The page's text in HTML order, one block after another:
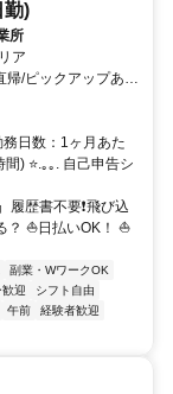
勤)
所
ア
帰/ピックアップあ
日数：1ヶ月あた
) ⭐.｡｡. 自己申告シ
書不要❗飛び込
⛵日払いOK！ ⛵
副業・WワークOK
迎
シフト自由
午前
経験者歓迎